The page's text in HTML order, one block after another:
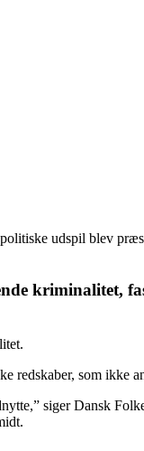
udspil blev
kriminalitet,
redskaber, som ikke
siger Dansk